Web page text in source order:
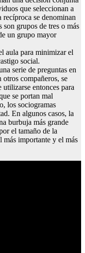
que seleccionan a
se denominan
grupos de tres o más
un grupo mayor
aula para minimizar el
social.
serie de preguntas en
otros compañeros, se
entonces para
se portan mal
los sociogramas
En algunos casos, la
burbuja más grande
el tamaño de la
más importante y el más